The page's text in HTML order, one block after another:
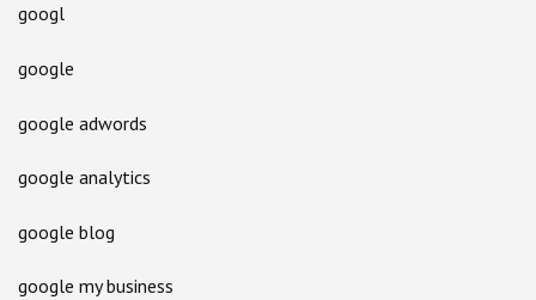
googl
google
google adwords
google analytics
google blog
google my business